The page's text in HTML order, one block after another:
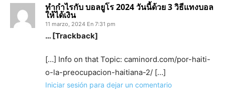
ทำกำไรกับ บอลยูโร 2024 วันนี้ด้วย 3 วิธีแทงบอล
ให้ได้เงิน
11 marzo, 2024 En 7:31 pm
… [Trackback]
[…] Info on that Topic: caminord.com/por-haiti-
o-la-preocupacion-haitiana-2/ […]
Iniciar sesión para dejar un comentario